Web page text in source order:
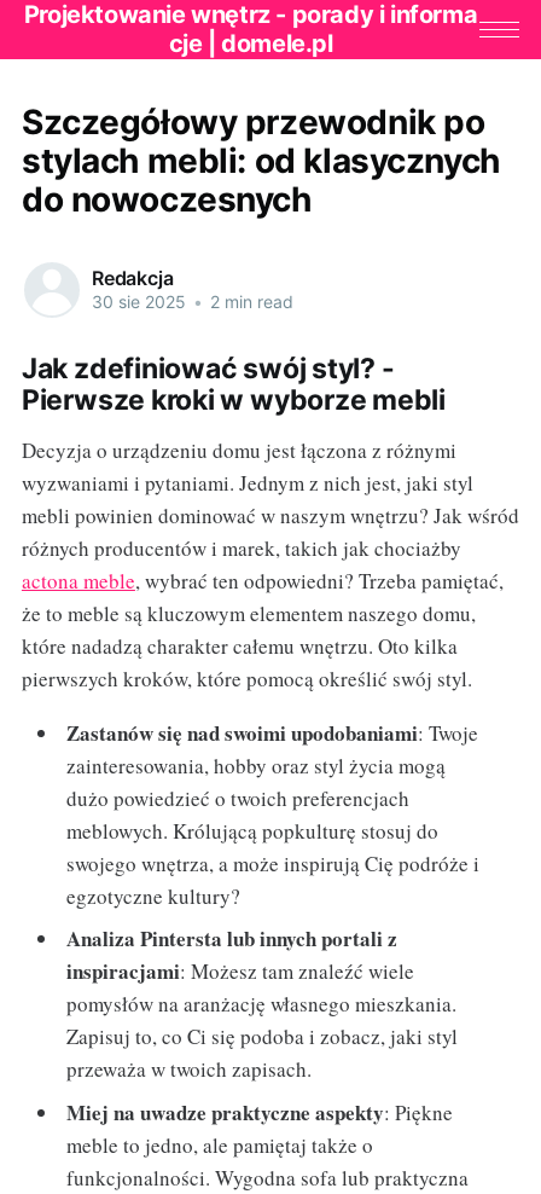
Projektowanie wnętrz - porady i informa
cje | domele.pl
Szczegółowy przewodnik po
stylach mebli: od klasycznych
do nowoczesnych
Redakcja
30 sie 2025 • 2 min read
Jak zdefiniować swój styl? -
Pierwsze kroki w wyborze mebli
Decyzja o urządzeniu domu jest łączona z różnymi
wyzwaniami i pytaniami. Jednym z nich jest, jaki styl
mebli powinien dominować w naszym wnętrzu? Jak wśród
różnych producentów i marek, takich jak chociażby
actona meble, wybrać ten odpowiedni? Trzeba pamiętać,
że to meble są kluczowym elementem naszego domu,
które nadadzą charakter całemu wnętrzu. Oto kilka
pierwszych kroków, które pomocą określić swój styl.
Zastanów się nad swoimi upodobaniami: Twoje
zainteresowania, hobby oraz styl życia mogą
dużo powiedzieć o twoich preferencjach
meblowych. Królującą popkulturę stosuj do
swojego wnętrza, a może inspirują Cię podróże i
egzotyczne kultury?
Analiza Pintersta lub innych portali z
inspiracjami: Możesz tam znaleźć wiele
pomysłów na aranżację własnego mieszkania.
Zapisuj to, co Ci się podoba i zobacz, jaki styl
przeważa w twoich zapisach.
Miej na uwadze praktyczne aspekty: Piękne
meble to jedno, ale pamiętaj także o
funkcjonalności. Wygodna sofa lub praktyczna